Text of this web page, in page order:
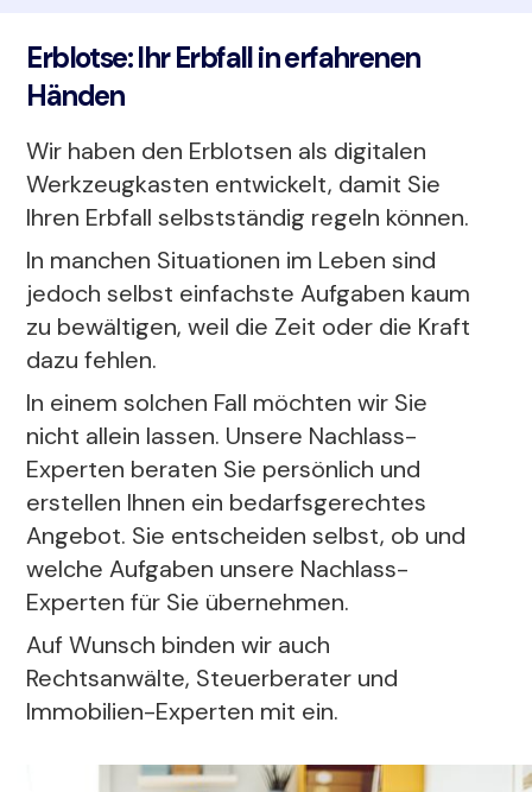
Erblotse: Ihr Erbfall in erfahrenen
Händen
Wir haben den Erblotsen als digitalen
Werkzeugkasten entwickelt, damit Sie
Ihren Erbfall selbstständig regeln können.
In manchen Situationen im Leben sind
jedoch selbst einfachste Aufgaben kaum
zu bewältigen, weil die Zeit oder die Kraft
dazu fehlen.
In einem solchen Fall möchten wir Sie
nicht allein lassen. Unsere Nachlass-
Experten beraten Sie persönlich und
erstellen Ihnen ein bedarfsgerechtes
Angebot. Sie entscheiden selbst, ob und
welche Aufgaben unsere Nachlass-
Experten für Sie übernehmen.
Auf Wunsch binden wir auch
Rechtsanwälte, Steuerberater und
Immobilien-Experten mit ein.